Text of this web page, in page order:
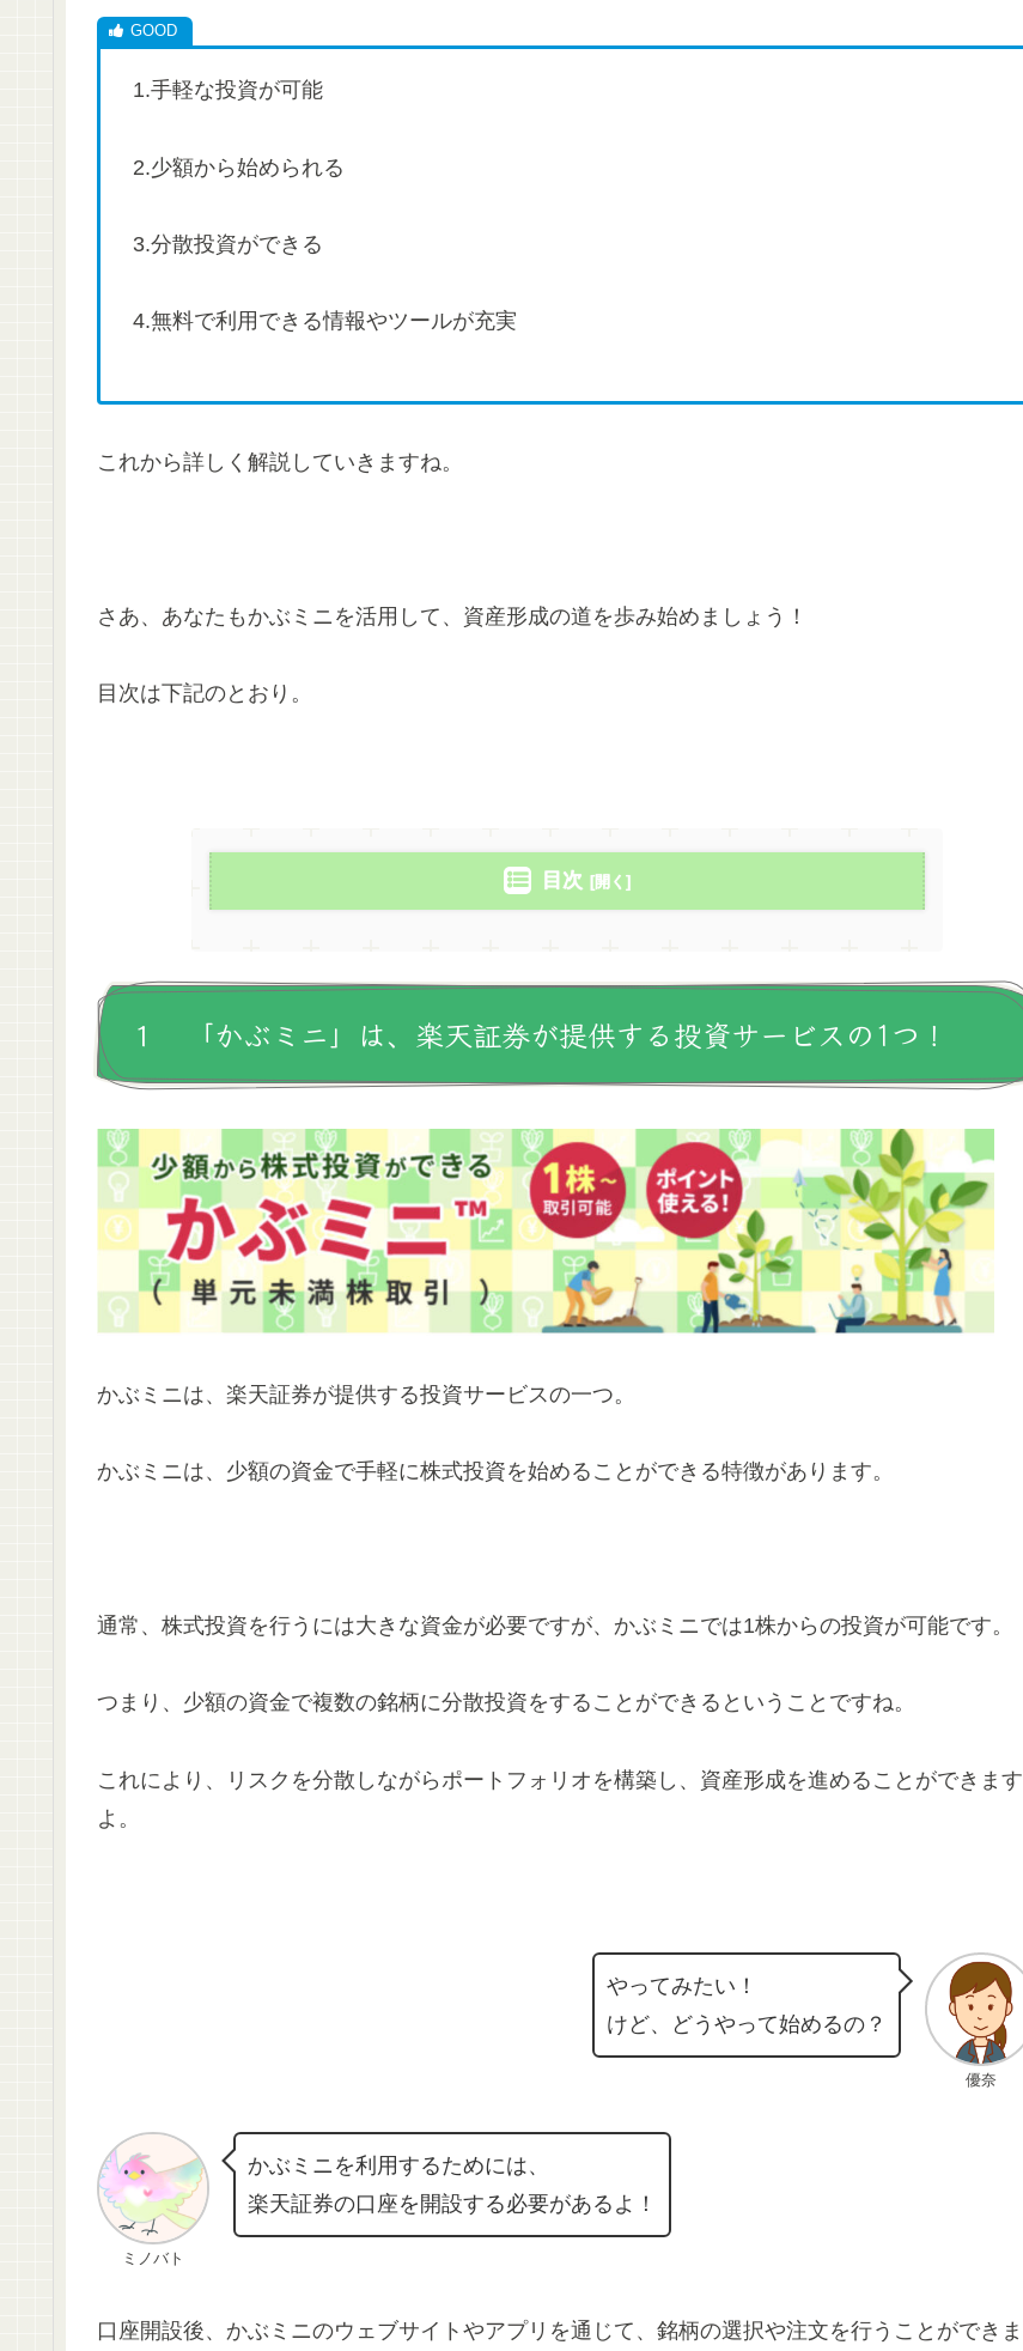
1.手軽な投資が可能
2.少額から始められる
3.分散投資ができる
4.無料で利用できる情報やツールが充実
これから詳しく解説していきますね。
さあ、あなたもかぶミニを活用して、資産形成の道を歩み始めましょう！
目次は下記のとおり。
目次
１ 「かぶミニ」は、楽天証券が提供する投資サービスの1つ！
かぶミニは、楽天証券が提供する投資サービスの一つ。
かぶミニは、少額の資金で手軽に株式投資を始めることができる特徴があります。
通常、株式投資を行うには大きな資金が必要ですが、かぶミニでは1株からの投資が可能です。
つまり、少額の資金で複数の銘柄に分散投資をすることができるということですね。
これにより、リスクを分散しながらポートフォリオを構築し、資産形成を進めることができます
よ。
優奈
やってみたい！
けど、どうやって始めるの？
ミノバト
かぶミニを利用するためには、
楽天証券の口座を開設する必要があるよ！
口座開設後、かぶミニのウェブサイトやアプリを通じて、銘柄の選択や注文を行うことができま